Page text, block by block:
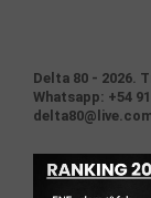
Delta 80 - 2026.
Whatsapp: +54